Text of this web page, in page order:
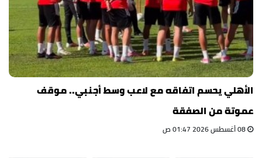
الأهلي يحسم اتفاقه مع لاعب وسط أجنبي.. موقف
عموتة من الصفقة